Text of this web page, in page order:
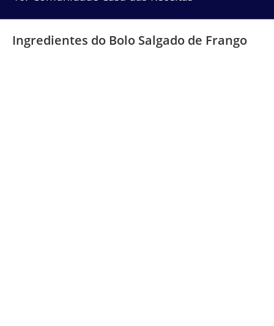
Ingredientes do Bolo Salgado de Frango